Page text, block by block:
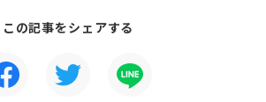
この記事をシェアする